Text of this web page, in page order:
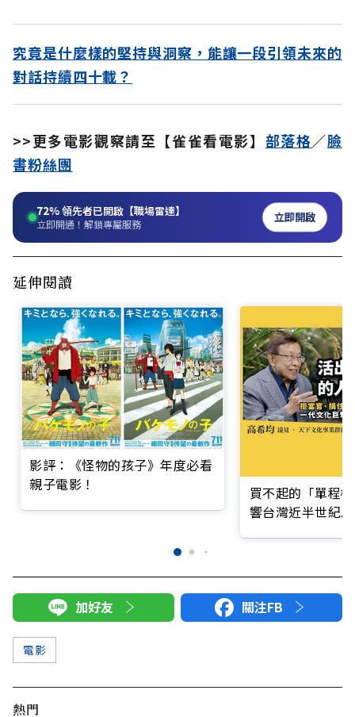
究竟是什麼樣的堅持與洞察，能讓一段引領未來的
對話持續四十載？
>>更多電影觀察請至【雀雀看電影】 部落格／臉
書粉絲團
72%領先者已開啟【職場雷達】
立即開通！解鎖專屬服務 立即開啟
延伸閱讀
影評：《怪物的孩子》年度必看
親子電影！
買不起的「單程
響台灣近半世紀
加好友 關注FB
電影
熱門